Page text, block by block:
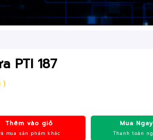
PTI 187
)
Thêm vào giỏ
mua sản phẩm khác
Mua Ngay
Thanh toán